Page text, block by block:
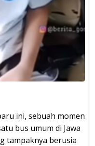
ini, sebuah momen
bus umum di Jawa
tampaknya berusia